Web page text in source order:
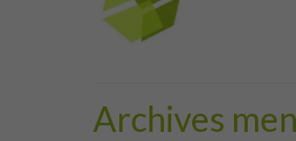
Archives